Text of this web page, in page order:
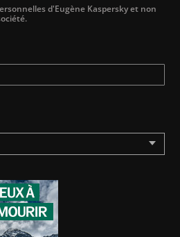
d'Eugène Kaspersky et non